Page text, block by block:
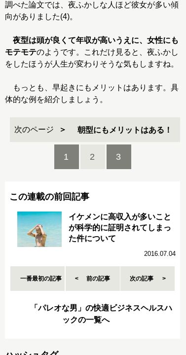
調べた論文では、夜ふかしな人ほど彼女が多い傾
向がありました(4)。
夜型は頭が良くて年収が高いうえに、女性にも
モテモテのようです。これだけ見ると、夜ふかし
をしたほうが人生が変わりそうな気もしますね。
もっとも、早起きにもメリットはあります。具
体的な例を紹介しましょう。
次のページ 朝型にもメリットはある！
1 2 3
この連載の前回記事
イケメンに高収入が多いこと
が科学的に証明されてしまっ
た件について
2016.07.04
一番最初の記事 前の記事 次の記事
「パレオな男」の快適ビジネスヘルスハ
ックの一覧へ